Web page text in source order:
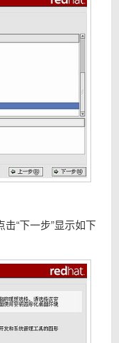
“下一步”显示如下